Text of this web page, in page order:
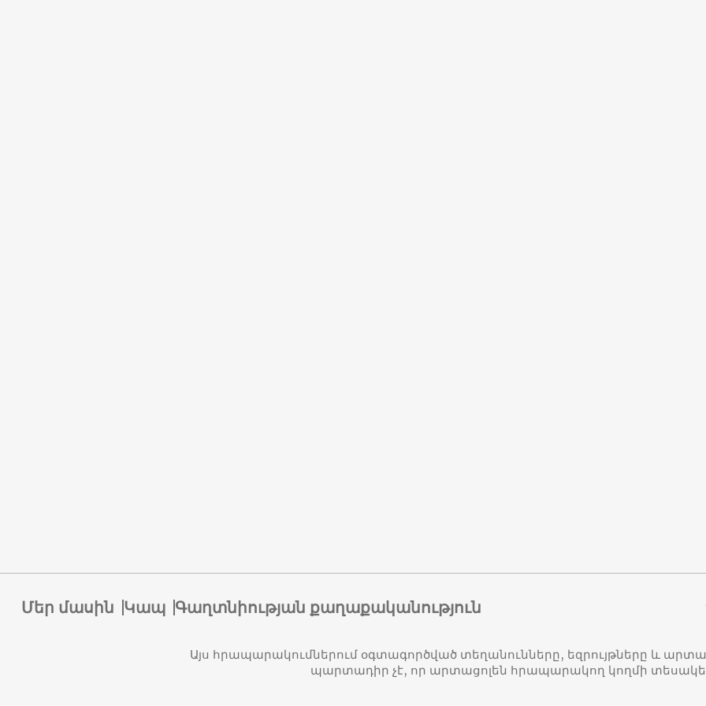
Մեր մասին Կապ Գաղտնիության քաղաքականություն
Այս հրապարակումներում օգտագործված տեղանունները, եզրույթները և
պարտադիր չէ, որ արտացոլեն հրապարակող կողմի